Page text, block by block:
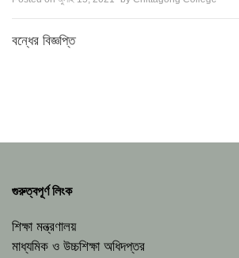
বন্ধের বিজ্ঞপ্তি
গুরুত্বপূর্ণ লিংক
শিক্ষা মন্ত্রণালয়
মাধ্যমিক ও উচ্চশিক্ষা অধিদপ্তর